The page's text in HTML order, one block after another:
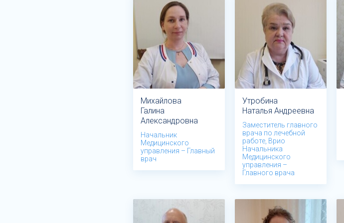
Михайлова
Галина
Александровна
Начальник
Медицинского
управления – Главный
врач
Утробина
Наталья Андреевна
Заместитель главного
врача по лечебной
работе, Врио
Начальника
Медицинского
управления –
Главного врача